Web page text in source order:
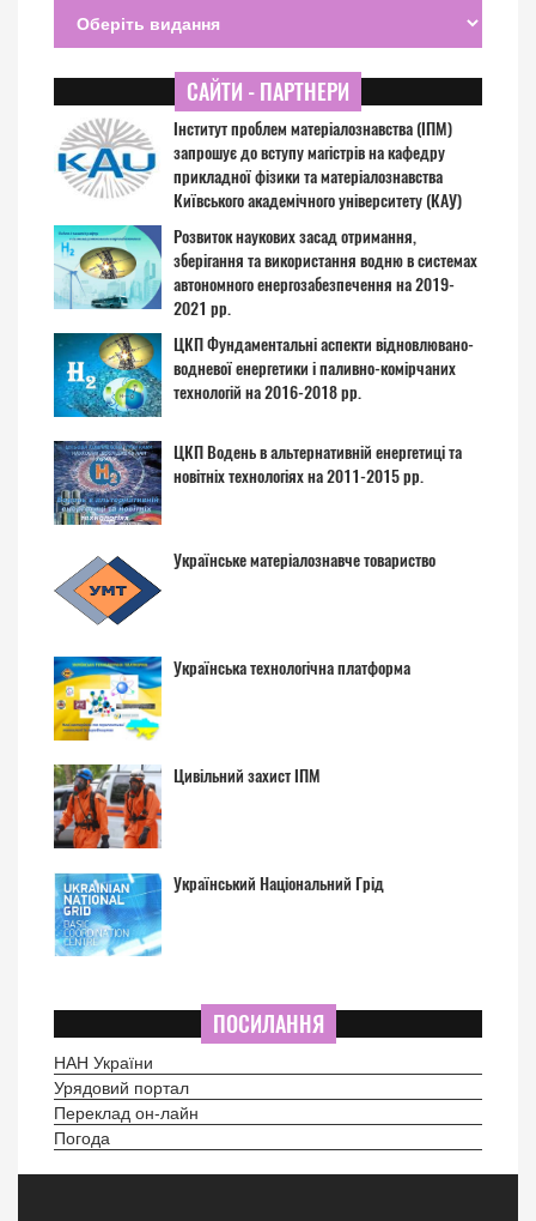
САЙТИ - ПАРТНЕРИ
Інститут проблем матеріалознавства (ІПМ)
запрошує до вступу магістрів на кафедру
прикладної фізики та матеріалознавства
Київського академічного університету (КАУ)
Розвиток наукових засад отримання,
зберігання та використання водню в системах
автономного енергозабезпечення на 2019-
2021 рр.
ЦКП Фундаментальні аспекти відновлювано-
водневої енергетики і паливно-комірчаних
технологій на 2016-2018 рр.
ЦКП Водень в альтернативній енергетиці та
новітніх технологіях на 2011-2015 рр.
Українське матеріалознавче товариство
Українська технологічна платформа
Цивільний захист ІПМ
Український Національний Грід
ПОСИЛАННЯ
НАН України
Урядовий портал
Переклад он-лайн
Погода